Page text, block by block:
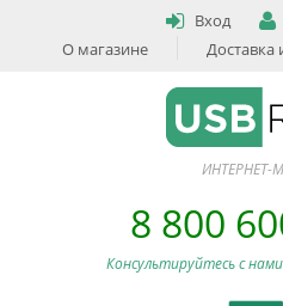
Вход
О магазине
Доставка
ИНТЕРНЕТ-
8 800
Консультируйтесь с